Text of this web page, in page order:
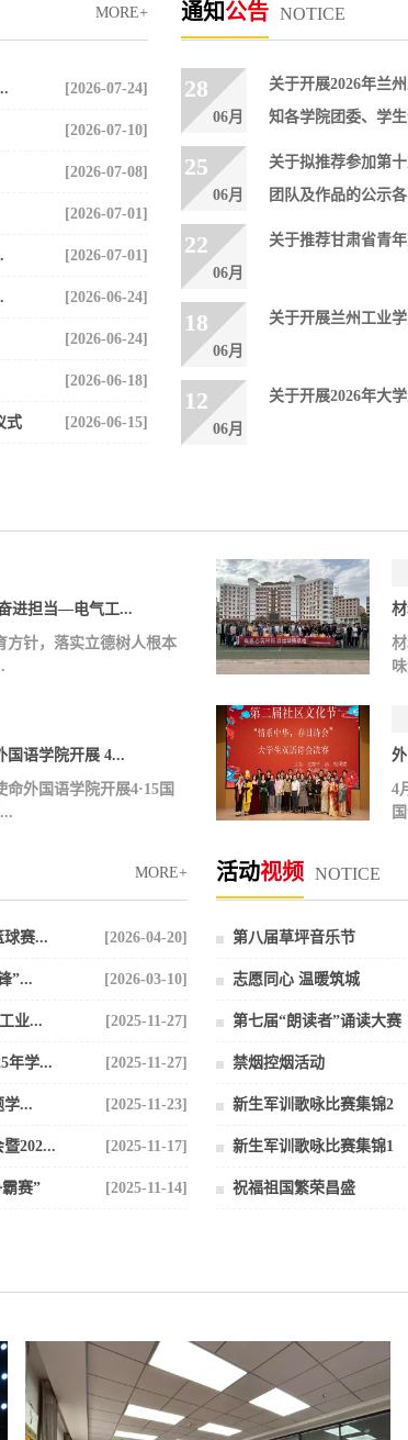
MORE+
[2026-07-24]
[2026-07-10]
[2026-07-08]
[2026-07-01]
[2026-07-01]
[2026-06-24]
[2026-06-24]
[2026-06-18]
式 [2026-06-15]
通知公告 NOTICE
28
06月
关于开展2026年兰
知各学院团委、学
25
06月
关于拟推荐参加第
团队及作品的公示
22
06月
关于推荐甘肃省青
18
06月
关于开展兰州工业
12
06月
关于开展2026年大
进担当—电气工...
方针，落实立德树人根本
国语学院开展 4...
外国语学院开展4·15国
4
MORE+
球赛... [2026-04-20]
”... [2026-03-10]
业... [2025-11-27]
年学... [2025-11-27]
学... [2025-11-23]
202... [2025-11-17]
赛” [2025-11-14]
活动视频 NOTICE
第八届草坪音乐节
志愿同心 温暖筑城
第七届“朗读者”诵读大赛
禁烟控烟活动
新生军训歌咏比赛集锦2
新生军训歌咏比赛集锦1
祝福祖国繁荣昌盛